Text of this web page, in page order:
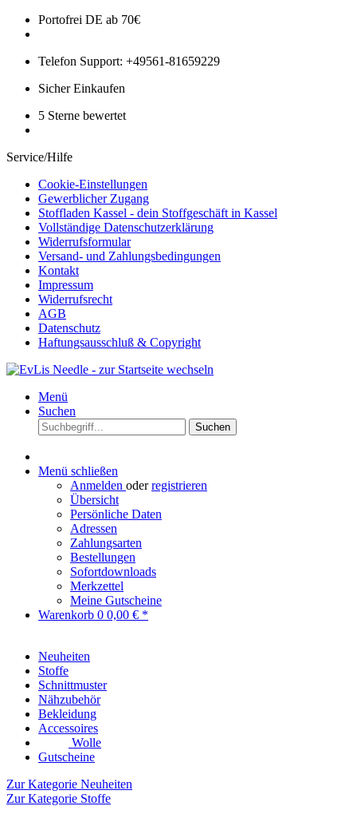
Portofrei DE ab 70€
Telefon Support: +49561-81659229
Sicher Einkaufen
5 Sterne bewertet
Service/Hilfe
Cookie-Einstellungen
Gewerblicher Zugang
Stoffladen Kassel - dein Stoffgeschäft in Kassel
Vollständige Datenschutzerklärung
Widerrufsformular
Versand- und Zahlungsbedingungen
Kontakt
Impressum
Widerrufsrecht
AGB
Datenschutz
Haftungsausschluß & Copyright
Menü
Suchen
Suchen
Menü schließen
Anmelden oderregistrieren
Übersicht
Persönliche Daten
Adressen
Zahlungsarten
Bestellungen
Sofortdownloads
Merkzettel
Meine Gutscheine
Warenkorb 0 0,00 € *
Neuheiten
Stoffe
Schnittmuster
Nähzubehör
Bekleidung
Accessoires
Wolle
Gutscheine
Zur Kategorie Neuheiten
Zur Kategorie Stoffe